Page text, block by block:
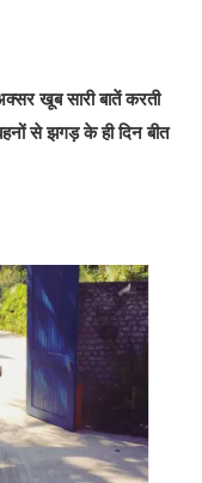
खूब सारी बातें करती
से झगड़ के ही दिन बीत